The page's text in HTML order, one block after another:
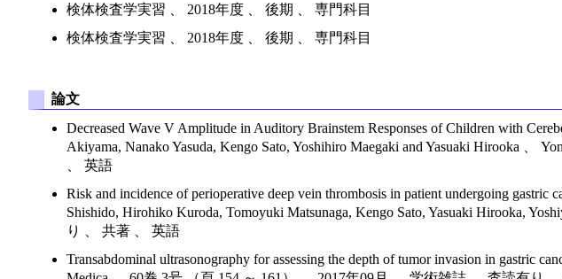
検体検査学実習 、 2018年度 、 後期 、 専門科目
検体検査学実習 、 2018年度 、 後期 、 専門科目
論文
Decreased Wave V Amplitude in Auditory Brainstem Responses of Children with
Akiyama, Nanako Yasuda, Kengo Sato, Yoshihiro Maegaki and Yasuaki Hirooka
、 英語
Risk and incidence of perioperative deep vein thrombosis in patient undergoing
Shishido, Hirohiko Kuroda, Tomoyuki Matsunaga, Kengo Sato, Yasuaki Hirooka,
り 、 共著 、 英語
Transabdominal ultrasonography for assessing the depth of tumor invasion in gastric